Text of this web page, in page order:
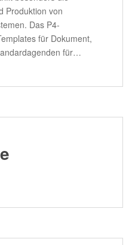
Produktion von
Das P4-
für Dokument,
für…